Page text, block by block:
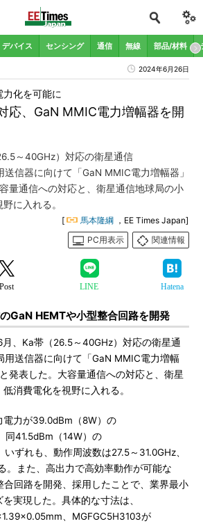
デバイス センシング 通信 無線 部品/材料
2024年6月26日
応、GaN MMIC電力増幅器を開
化を可能に
～40GHz）対応の衛星通信
送信器に向けて「GaN MMIC電力増幅器」
量通信への対応と、衛星通信地球局の小
に入れる。
[ 馬本隆綱 ，EE Times Japan]
PC用表示
関連情報
Post LINE Hatena
GaN HEMTや小型整合回路を開発
、Ka帯（26.5～40GHz）対応の衛星通
用送信器に向けて「GaN MMIC電力増幅
発表した。大容量通信への対応と、衛星
消費電化を視野に入れる。
力が39.0dBm（8W）の
同41.5dBm（14W）の
いずれも、動作周波数は27.5～31.0GHz、
。また、高出力で高効率動作が可能な
合回路を開発、採用したことで、業界最小
実現した。具体的な寸法は、
、MGFGC5H3103が